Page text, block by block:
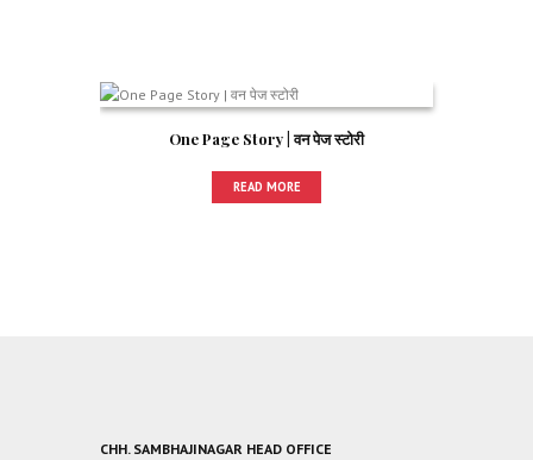
One Page Story | वन पेज स्टोरी
READ MORE
CHH. SAMBHAJINAGAR HEAD OFFICE